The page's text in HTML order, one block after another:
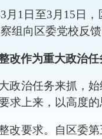
3 月 1 日至3 月 15 日，
组向 区委党校反
改作为重大政治
政治任务来抓，
求上来，以高度
改要求。 自区委第